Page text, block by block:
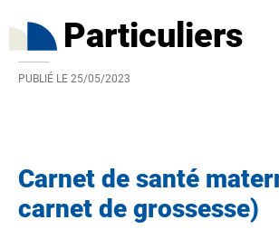
Particuliers
PUBLIÉ LE 25/05/2023
Carnet de santé
carnet de grossesse)